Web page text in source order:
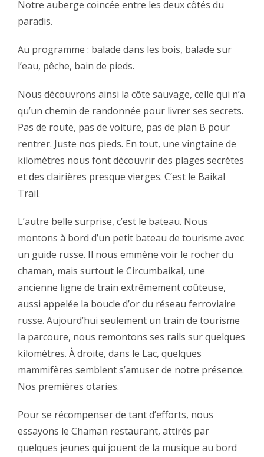
Notre auberge coincée entre les deux côtés du
paradis.‬
‪Au programme : balade dans les bois, balade sur
l’eau, pêche, bain de pieds.‬
‪Nous découvrons ainsi la côte sauvage, celle qui n’a
qu’un chemin de randonnée pour livrer ses secrets.
Pas de route, pas de voiture, pas de plan B pour
rentrer. Juste nos pieds. En tout, une vingtaine de
kilomètres nous font découvrir des plages secrètes
et des clairières presque vierges. C’est le Baikal
Trail.‬
‪L’autre belle surprise, c’est le bateau. Nous
montons à bord d’un petit bateau de tourisme avec
un guide russe. Il nous emmène voir le rocher du
chaman, mais surtout le Circumbaikal, une
ancienne ligne de train extrêmement coûteuse,
aussi appelée la boucle d’or du réseau ferroviaire
russe. Aujourd’hui seulement un train de tourisme
la parcoure, nous remontons ses rails sur quelques
kilomètres. À droite, dans le Lac, quelques
mammifères semblent s’amuser de notre présence.
Nos premières otaries.‬
‪Pour se récompenser de tant d’efforts, nous
essayons le Chaman restaurant, attirés par
quelques jeunes qui jouent de la musique au bord